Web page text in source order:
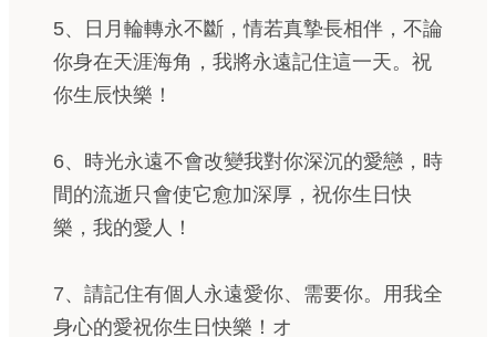
5、日月輪轉永不斷，情若真摯長相伴，不論
你身在天涯海角，我將永遠記住這一天。祝
你生辰快樂！
6、時光永遠不會改變我對你深沉的愛戀，時
間的流逝只會使它愈加深厚，祝你生日快
樂，我的愛人！
7、請記住有個人永遠愛你、需要你。用我全
身心的愛祝你生日快樂！オ